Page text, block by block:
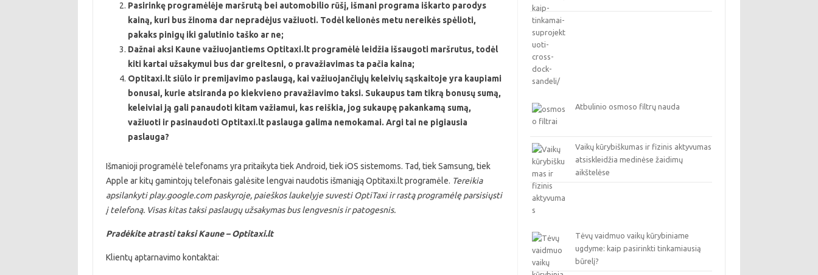
Pasirinkę programėlėje maršrutą bei automobilio rūšį, išmani programa iškarto parodys
kainą, kuri bus žinoma dar nepradėjus važiuoti. Todėl kelionės metu nereikės spėlioti,
pakaks pinigų iki galutinio taško ar ne;
Dažnai aksi Kaune važiuojantiems Optitaxi.lt programėlė leidžia išsaugoti maršrutus, todėl
kiti kartai užsakymui bus dar greitesni, o pravažiavimas ta pačia kaina;
Optitaxi.lt siūlo ir premijavimo paslaugą, kai važiuojančiųjų keleivių sąskaitoje yra kaupiami
bonusai, kurie atsiranda po kiekvieno pravažiavimo taksi. Sukaupus tam tikrą bonusų sumą,
keleiviai ją gali panaudoti kitam važiamui, kas reiškia, jog sukaupę pakankamą sumą,
važiuoti ir pasinaudoti Optitaxi.lt paslauga galima nemokamai. Argi tai ne pigiausia
paslauga?
Išmanioji programėlė telefonams yra pritaikyta tiek Android, tiek iOS sistemoms. Tad, tiek Samsung, tiek
Apple ar kitų gamintojų telefonais galėsite lengvai naudotis išmaniąją Optitaxi.lt programėle. Tereikia
apsilankyti play.google.com paskyroje, paieškos laukelyje suvesti OptiTaxi ir rastą programėlę parsisiųsti
į telefoną. Visas kitas taksi paslaugų užsakymas bus lengvesnis ir patogesnis.
Pradėkite atrasti taksi Kaune – Optitaxi.lt
Klientų aptarnavimo kontaktai:
Atbulinio osmoso filtrų nauda
Vaikų kūrybiškumas ir fizinis aktyvumas
atsiskleidžia medinėse žaidimų
aikštelėse
Tėvų vaidmuo vaikų kūrybiniame
ugdyme: kaip pasirinkti tinkamiausią
būrelį?